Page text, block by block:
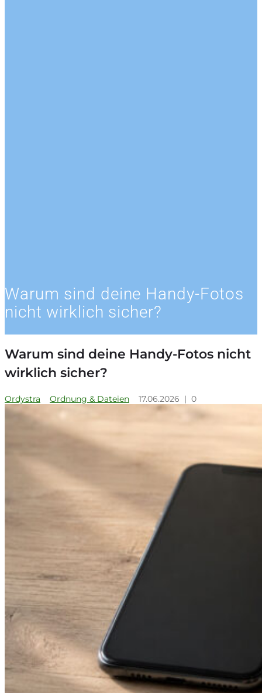
Warum sind deine Handy-Fotos
nicht wirklich sicher?
Warum sind deine Handy-Fotos nicht
wirklich sicher?
Ordystra Ordnung & Dateien 17.06.2026 | 0